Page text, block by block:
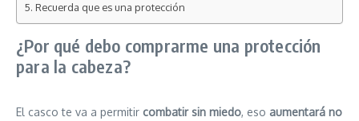
Recuerda que es una protección
¿Por qué debo comprarme una protección
para la cabeza?
El casco te va a permitir combatir sin miedo, eso aumentará no